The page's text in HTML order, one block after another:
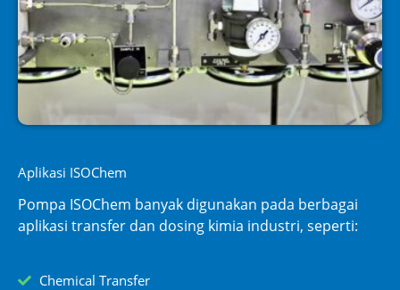
Aplikasi ISOChem
Pompa ISOChem banyak digunakan pada berbagai
aplikasi transfer dan dosing kimia industri, seperti:
Chemical Transfer